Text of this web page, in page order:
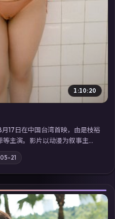
1:10:20
17日在中国台湾首映，由是枝裕
主演。影片以动漫为叙事主
相撞；摄影与配乐强化地域气
高清电视剧在线看」延展检索
追剧体验。
21